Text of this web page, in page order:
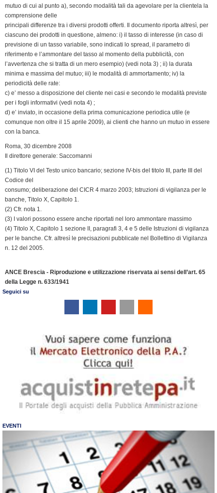
mutuo di cui al punto a), secondo modalità tali da agevolare per la clientela la
comprensione delle
principali differenze tra i diversi prodotti offerti. Il documento riporta altresì, per
ciascuno dei prodotti in questione, almeno: i) il tasso di interesse (in caso di
previsione di un tasso variabile, sono indicati lo spread, il parametro di
riferimento e l’ammontare del tasso al momento della pubblicità, con
l’avvertenza che si tratta di un mero esempio) (vedi nota 3) ; ii) la durata
minima e massima del mutuo; iii) le modalità di ammortamento; iv) la
periodicità delle rate:
c) e’ messo a disposizione del cliente nei casi e secondo le modalità previste
per i fogli informativi (vedi nota 4) ;
d) e’ inviato, in occasione della prima comunicazione periodica utile (e
comunque non oltre il 15 aprile 2009), ai clienti che hanno un mutuo in essere
con la banca.
Roma, 30 dicembre 2008
Il direttore generale: Saccomanni
(1) Titolo VI del Testo unico bancario; sezione IV-bis del titolo III, parte III del
Codice del
consumo; deliberazione del CICR 4 marzo 2003; Istruzioni di vigilanza per le
banche, Titolo X, Capitolo 1.
(2) Cfr. nota 1.
(3) I valori possono essere anche riportati nel loro ammontare massimo
(4) Titolo X, Capitolo 1 sezione II, paragrafi 3, 4 e 5 delle Istruzioni di vigilanza
per le banche. Cfr. altresì le precisazioni pubblicate nel Bollettino di Vigilanza
n. 12 del 2005.
ANCE Brescia - Riproduzione e utilizzazione riservata ai sensi dell’art. 65
della Legge n. 633/1941
Seguici su
EVENTI